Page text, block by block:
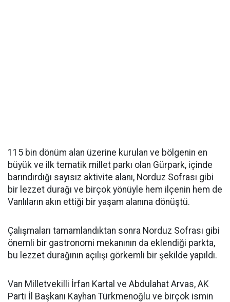
115 bin dönüm alan üzerine kurulan ve bölgenin en
büyük ve ilk tematik millet parkı olan Gürpark, içinde
barındırdığı sayısız aktivite alanı, Norduz Sofrası gibi
bir lezzet durağı ve birçok yönüyle hem ilçenin hem de
Vanlıların akın ettiği bir yaşam alanına dönüştü.
Çalışmaları tamamlandıktan sonra Norduz Sofrası gibi
önemli bir gastronomi mekanının da eklendiği parkta,
bu lezzet durağının açılışı görkemli bir şekilde yapıldı.
Van Milletvekilli İrfan Kartal ve Abdulahat Arvas, AK
Parti İl Başkanı Kayhan Türkmenoğlu ve birçok ismin